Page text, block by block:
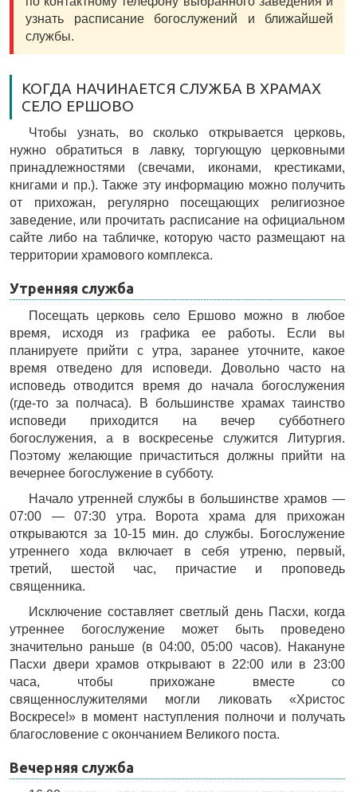
узнать расписание богослужений и ближайшей
службы.
КОГДА НАЧИНАЕТСЯ СЛУЖБА В ХРАМАХ
СЕЛО ЕРШОВО
Чтобы узнать, во сколько открывается церковь,
нужно обратиться в лавку, торгующую церковными
принадлежностями (свечами, иконами, крестиками,
книгами и пр.). Также эту информацию можно получить
от прихожан, регулярно посещающих религиозное
заведение, или прочитать расписание на официальном
сайте либо на табличке, которую часто размещают на
территории храмового комплекса.
Утренняя служба
Посещать церковь село Ершово можно в любое
время, исходя из графика ее работы. Если вы
планируете прийти с утра, заранее уточните, какое
время отведено для исповеди. Довольно часто на
исповедь отводится время до начала богослужения
(где-то за полчаса). В большинстве храмах таинство
исповеди приходится на вечер субботнего
богослужения, а в воскресенье служится Литургия.
Поэтому желающие причаститься должны прийти на
вечернее богослужение в субботу.
Начало утренней службы в большинстве храмов —
07:00 — 07:30 утра. Ворота храма для прихожан
открываются за 10-15 мин. до службы. Богослужение
утреннего хода включает в себя утреню, первый,
третий, шестой час, причастие и проповедь
священника.
Исключение составляет светлый день Пасхи, когда
утреннее богослужение может быть проведено
значительно раньше (в 04:00, 05:00 часов). Накануне
Пасхи двери храмов открывают в 22:00 или в 23:00
часа, чтобы прихожане вместе со
священнослужителями могли ликовать «Христос
Воскресе!» в момент наступления полночи и получать
благословение с окончанием Великого поста.
Вечерняя служба